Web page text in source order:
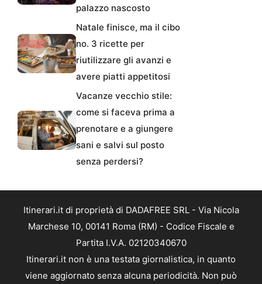
palazzo nascosto
Natale finisce, ma il cibo
no. 3 ricette per
riutilizzare gli avanzi e
avere piatti appetitosi
Vacanze vecchio stile:
come si faceva prima a
prenotare e a giungere
sani e salvi sul posto
senza perdersi?
Itinerari.it di proprietà di DADAFREE SRL - Via Nicola
Marchese 10, 00141 Roma (RM) - Codice Fiscale e
Partita I.V.A. 02120340670
Itinerari.it non è una testata giornalistica, in quanto
viene aggiornato senza alcuna periodicità. Non può